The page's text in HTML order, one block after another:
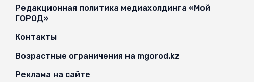
Редакционная политика медиахолдинга «Мой
ГОРОД»
Контакты
Возрастные ограничения на mgorod.kz
Реклама на сайте